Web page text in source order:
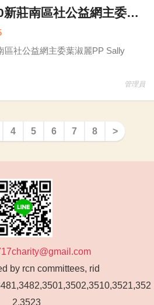
任這一週扶輪公益網的輪值站長。
東方社Bella姐邀
南區社公益網主委葉淑麗PP Sally
區社公益網主委葉淑麗PP Sally
管理員
4 5 6 7 8 >
by rcn committees, rid
2,3523